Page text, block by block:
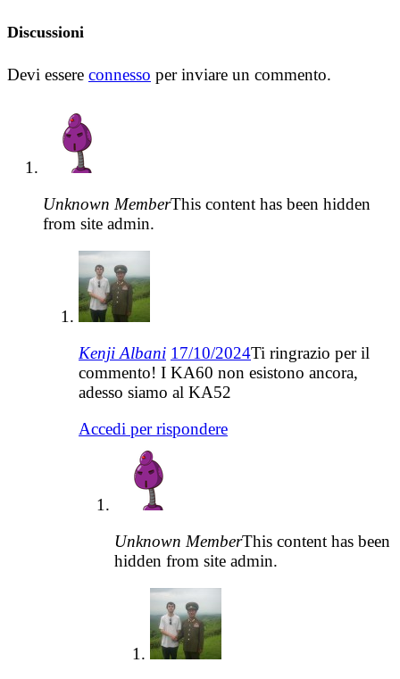
Discussioni
Devi essere connesso per inviare un commento.
Unknown MemberThis content has been hidden
from site admin.
Kenji Albani 17/10/2024Ti ringrazio per il
commento! I KA60 non esistono ancora,
adesso siamo al KA52
Accedi per rispondere
Unknown MemberThis content has been
hidden from site admin.